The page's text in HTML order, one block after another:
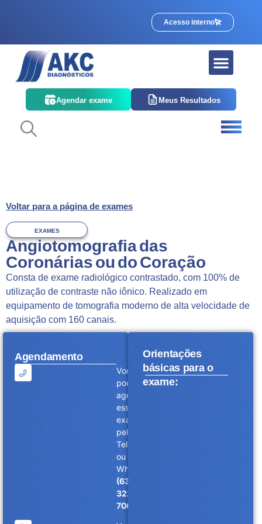
Acesso interno
Agendar exame Meus Resultados
Voltar para a página de exames
EXAMES
Angiotomografia das
Coronárias ou do Coração
Consta de exame radiológico contrastado, com 100% de
utilização de contraste não iônico. Realizado em
equipamento de tomografia moderno de alta velocidade de
aquisição com 160 canais.
Agendamento
Você
pode
agendar
esse
exame
pelo
Telefone
ou
WhatsApp
(63)
3228-
7000.
Orientações
básicas para o
exame: